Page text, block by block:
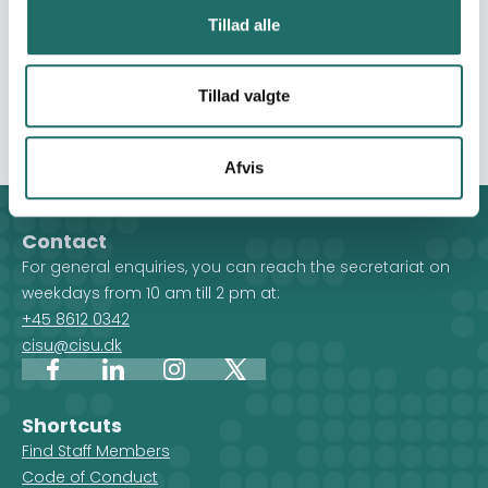
Tillad alle
Tillad valgte
Afvis
deltagerne i Gono Kendra Projektet gennem egen
organisation at kunne få indflydelse på beslutningerne
Parishad, og dermed få forbedre levevilkår.
Contact
For general enquiries, you can reach the secretariat on
weekdays from 10 am till 2 pm at:
+45 8612 0342
cisu@cisu.dk
FacebookLinkedInInstagram
X
Shortcuts
Find Staff Members
Code of Conduct